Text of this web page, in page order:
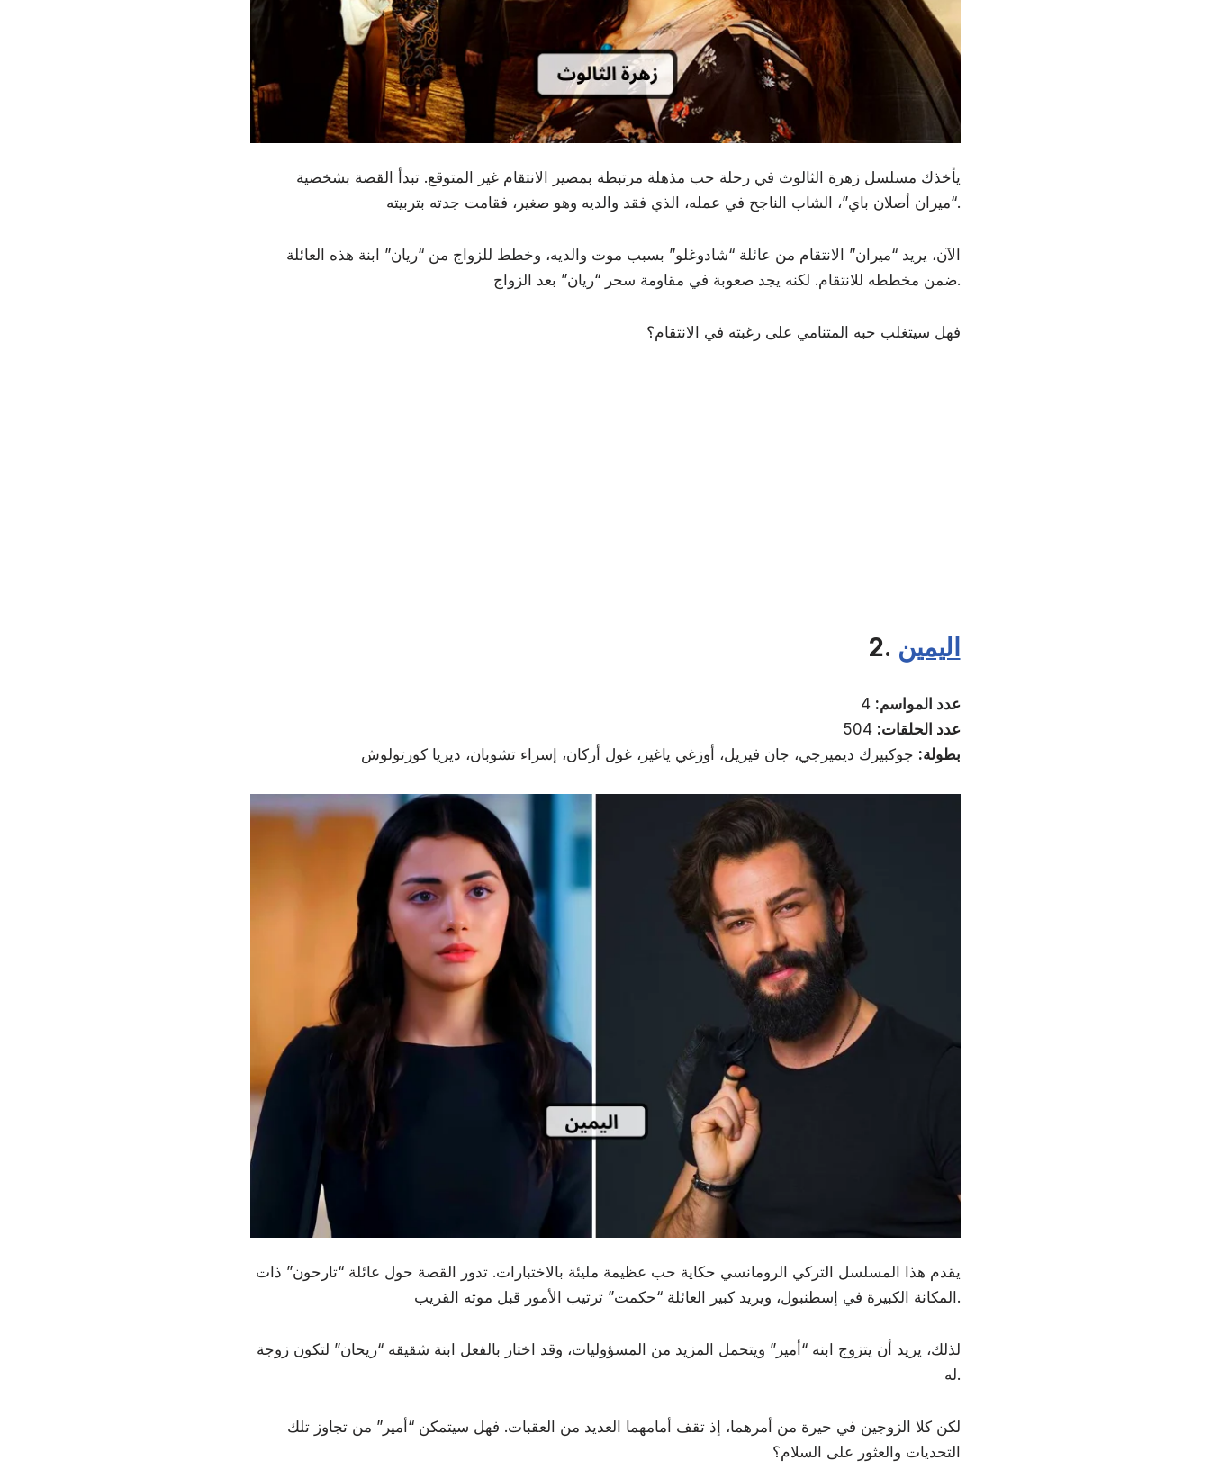
يأخذك مسلسل زهرة الثالوث في رحلة حب مذهلة مرتبطة بمصير الانتقام غير المتوقع. تبدأ القصة بشخصية
“ميران أصلان باي”، الشاب الناجح في عمله، الذي فقد والديه وهو صغير، فقامت جدته بتربيته.
الآن، يريد “ميران” الانتقام من عائلة “شادوغلو” بسبب موت والديه، وخطط للزواج من “ريان” ابنة هذه العائلة
ضمن مخططه للانتقام. لكنه يجد صعوبة في مقاومة سحر “ريان” بعد الزواج.
فهل سيتغلب حبه المتنامي على رغبته في الانتقام؟
2. اليمين
عدد المواسم: 4
عدد الحلقات: 504
بطولة: جوكبيرك ديميرجي، جان فيريل، أوزغي ياغيز، غول أركان، إسراء تشوبان، ديريا كورتولوش
يقدم هذا المسلسل التركي الرومانسي حكاية حب عظيمة مليئة بالاختبارات. تدور القصة حول عائلة “تارحون” ذات
المكانة الكبيرة في إسطنبول، ويريد كبير العائلة “حكمت” ترتيب الأمور قبل موته القريب.
لذلك، يريد أن يتزوج ابنه “أمير” ويتحمل المزيد من المسؤوليات، وقد اختار بالفعل ابنة شقيقه “ريحان” لتكون زوجة
له.
لكن كلا الزوجين في حيرة من أمرهما، إذ تقف أمامهما العديد من العقبات. فهل سيتمكن “أمير” من تجاوز تلك
التحديات والعثور على السلام؟